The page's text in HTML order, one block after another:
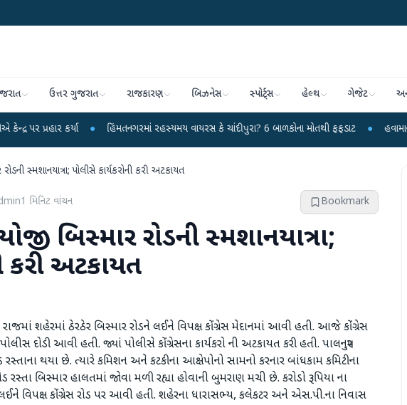
ઉત્તર ગુજરાત રાજકારણ બિઝનેસ સ્પોર્ટ્સ હેલ્થ ગેજેટ
કર્યા ● હિંમતનગરમાં રહસ્યમય વાયરસ કે ચાંદીપુરા? 6 બાળકોના મોતથી ફફડાટ ● હવામાન વિભાગે 18
સ્મશાનયાત્રા; પોલીસે કાર્યકરોની કરી અટકાયત
1 મિનિટ વાંચન Bookmark
બિસ્માર રોડની સ્મશાનયાત્રા;
કરી અટકાયત
રાજમાં શહેરમાં ઠેરઠેર બિસ્માર રોડને લઈને વિપક્ષ કોંગ્રેસ મેદાનમાં આવી હતી. આજે કોંગ્રેસ
પોલીસ દોડી આવી હતી. જ્યાં પોલીસે કોંગ્રેસના કાર્યકરો ની અટકાયત કરી હતી. પાલનપુર
થયા છે. ત્યારે કમિશન અને કટકીના આક્ષેપોનો સામનો કરનાર બાંધકામ કમિટીના
બિસ્માર હાલતમાં જોવા મળી રહ્યા હોવાની બુમરાણ મચી છે. કરોડો રૂપિયા ના
કોંગ્રેસ રોડ પર આવી હતી. શહેરના ધારાસભ્ય, કલેકટર અને એસ.પી.ના નિવાસ